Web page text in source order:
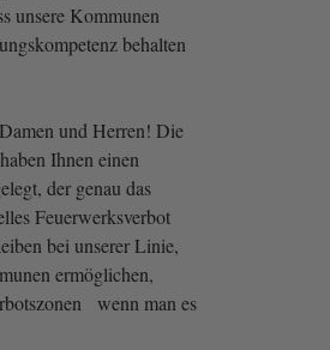
unsere Kommunen
behalten
und Herren! Die
Ihnen einen
der genau das
Feuerwerksverbot
bei unserer Linie,
ermöglichen,
wenn man es